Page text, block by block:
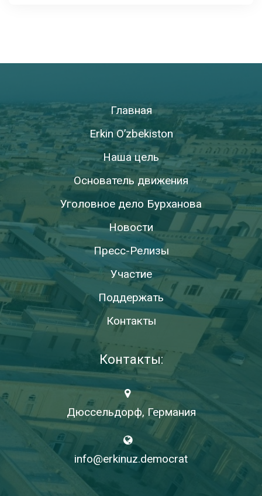
Главная
Erkin O’zbekiston
Наша цель
Основатель движения
Уголовное дело Бурханова
Новости
Пресс-Релизы
Участие
Поддержать
Контакты
Контакты:
Дюссельдорф, Германия
info@erkinuz.democrat